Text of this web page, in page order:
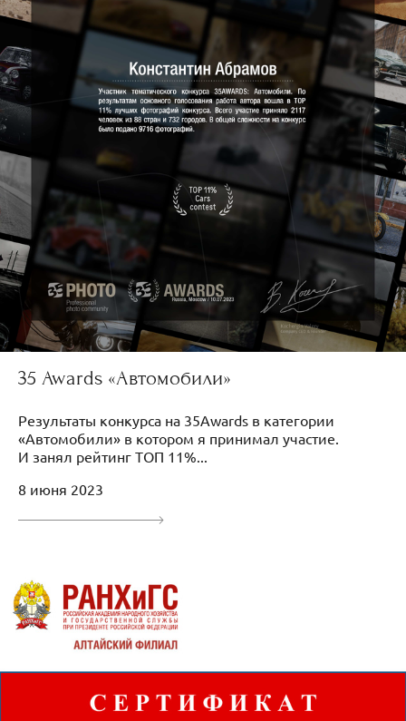
35 Awards «Автомобили»
Результаты конкурса на 35Awards в категории
«Автомобили» в котором я принимал участие.
И занял рейтинг ТОП 11%...
8 июня 2023